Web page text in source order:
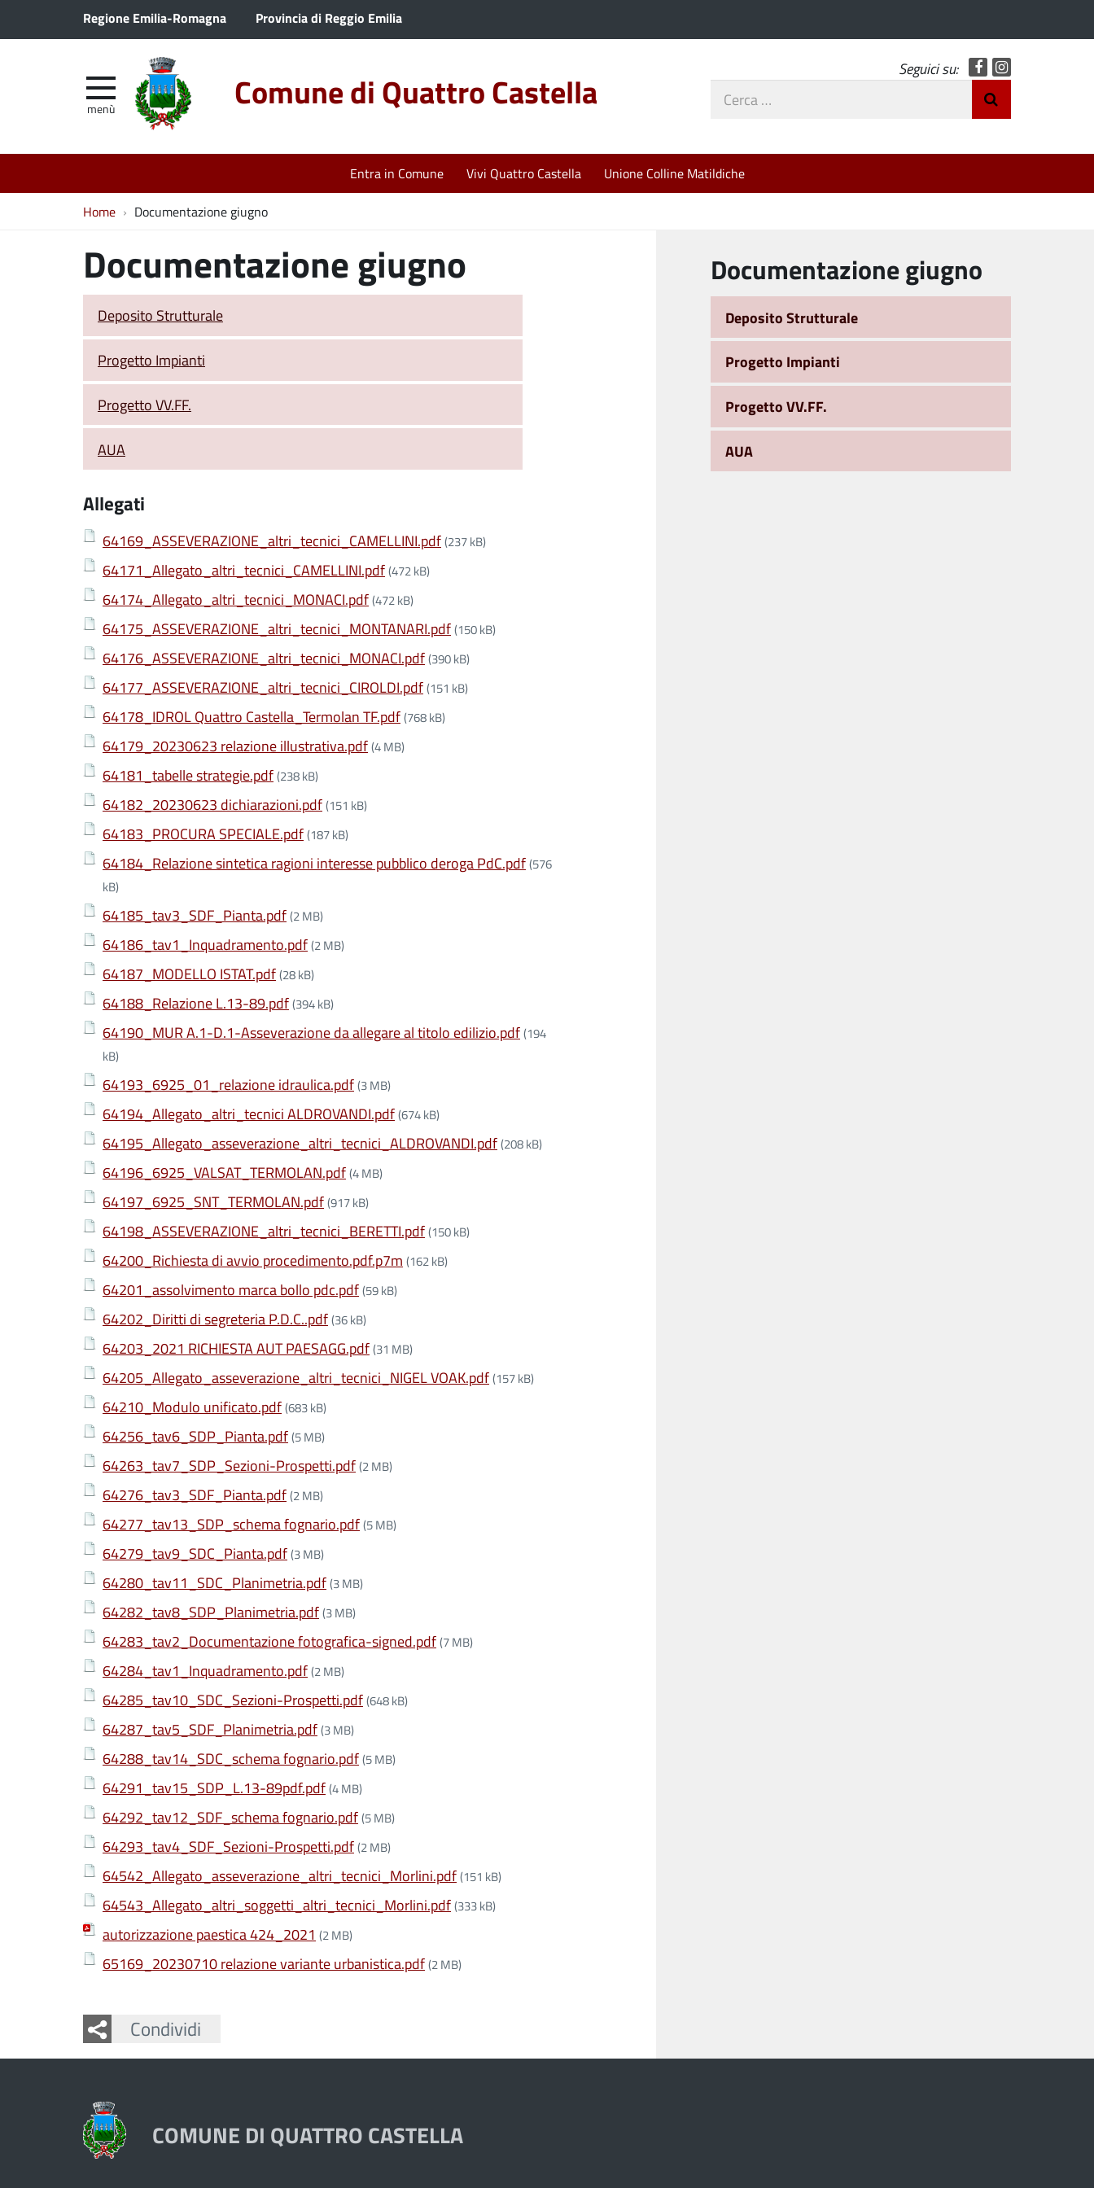
Regione Emilia-Romagna Provincia di Reggio Emilia
Comune di Quattro Castella
menù
Seguici su: Facebook
Cerca
Entra in Comune Vivi Quattro Castella Unione Colline Matildiche
Home Documentazione giugno
Documentazione giugno
Deposito Strutturale
Progetto Impianti
Progetto VV.FF.
AUA
Allegati
64169_ASSEVERAZIONE_altri_tecnici_CAMELLINI.pdf(237 kB)
64171_Allegato_altri_tecnici_CAMELLINI.pdf(472 kB)
64174_Allegato_altri_tecnici_MONACI.pdf(472 kB)
64175_ASSEVERAZIONE_altri_tecnici_MONTANARI.pdf(150 kB)
64176_ASSEVERAZIONE_altri_tecnici_MONACI.pdf(390 kB)
64177_ASSEVERAZIONE_altri_tecnici_CIROLDI.pdf(151 kB)
64178_IDROL Quattro Castella_Termolan TF.pdf(768 kB)
64179_20230623 relazione illustrativa.pdf(4 MB)
64181_tabelle strategie.pdf(238 kB)
64182_20230623 dichiarazioni.pdf(151 kB)
64183_PROCURA SPECIALE.pdf(187 kB)
64184_Relazione sintetica ragioni interesse pubblico deroga PdC.pdf(576
kB)
64185_tav3_SDF_Pianta.pdf(2 MB)
64186_tav1_Inquadramento.pdf(2 MB)
64187_MODELLO ISTAT.pdf(28 kB)
64188_Relazione L.13-89.pdf(394 kB)
64190_MUR A.1-D.1-Asseverazione da allegare al titolo edilizio.pdf(194
kB)
64193_6925_01_relazione idraulica.pdf(3 MB)
64194_Allegato_altri_tecnici ALDROVANDI.pdf(674 kB)
64195_Allegato_asseverazione_altri_tecnici_ALDROVANDI.pdf(208 kB)
64196_6925_VALSAT_TERMOLAN.pdf(4 MB)
64197_6925_SNT_TERMOLAN.pdf(917 kB)
64198_ASSEVERAZIONE_altri_tecnici_BERETTI.pdf(150 kB)
64200_Richiesta di avvio procedimento.pdf.p7m (162 kB)
64201_assolvimento marca bollo pdc.pdf(59 kB)
64202_Diritti di segreteria P.D.C..pdf(36 kB)
64203_2021 RICHIESTA AUT PAESAGG.pdf(31 MB)
64205_Allegato_asseverazione_altri_tecnici_NIGEL VOAK.pdf(157 kB)
64210_Modulo unificato.pdf(683 kB)
64256_tav6_SDP_Pianta.pdf(5 MB)
64263_tav7_SDP_Sezioni-Prospetti.pdf(2 MB)
64276_tav3_SDF_Pianta.pdf(2 MB)
64277_tav13_SDP_schema fognario.pdf(5 MB)
64279_tav9_SDC_Pianta.pdf(3 MB)
64280_tav11_SDC_Planimetria.pdf(3 MB)
64282_tav8_SDP_Planimetria.pdf(3 MB)
64283_tav2_Documentazione fotografica-signed.pdf(7 MB)
64284_tav1_Inquadramento.pdf(2 MB)
64285_tav10_SDC_Sezioni-Prospetti.pdf(648 kB)
64287_tav5_SDF_Planimetria.pdf(3 MB)
64288_tav14_SDC_schema fognario.pdf(5 MB)
64291_tav15_SDP_L.13-89pdf.pdf(4 MB)
64292_tav12_SDF_schema fognario.pdf(5 MB)
64293_tav4_SDF_Sezioni-Prospetti.pdf(2 MB)
64542_Allegato_asseverazione_altri_tecnici_Morlini.pdf(151 kB)
64543_Allegato_altri_soggetti_altri_tecnici_Morlini.pdf(333 kB)
autorizzazione paestica 424_2021 (2 MB)
65169_20230710 relazione variante urbanistica.pdf(2 MB)
Condividi
Facebook
Twitter
Whatsapp
Documentazione giugno
Deposito Strutturale
Progetto Impianti
Progetto VV.FF.
AUA
COMUNE DI QUATTRO CASTELLA